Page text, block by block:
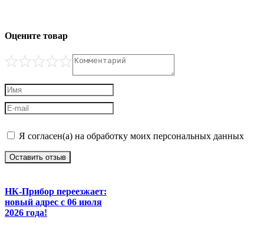
Оцените товар
Я согласен(а) на обработку моих персональных данных
Оставить отзыв
НК-Прибор переезжает:
новый адрес с 06 июля
2026 года!